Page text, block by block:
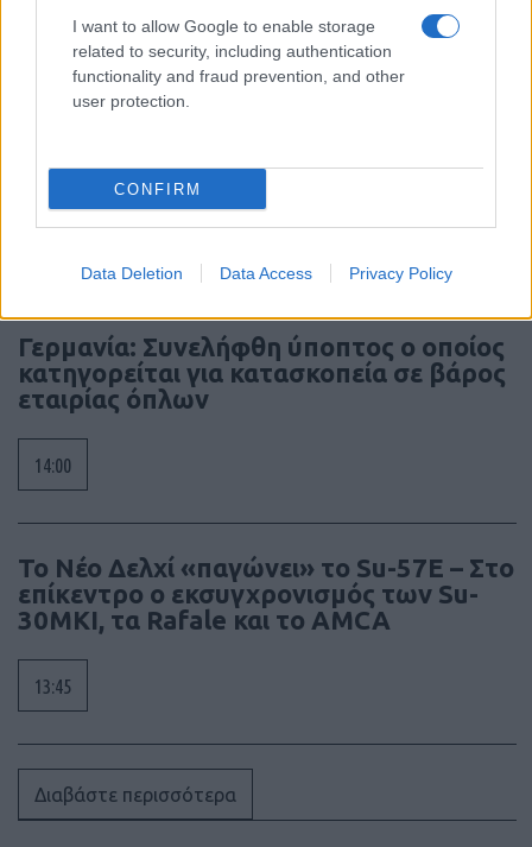
I want to allow Google to enable storage
related to security, including authentication
functionality and fraud prevention, and other
user protection.
CONFIRM
Data Deletion Data Access Privacy Policy
Ιούλιο με 2 εκατομμύρια επιβάτες
Γερμανία: Συνελήφθη ύποπτος ο οποίος
κατηγορείται για κατασκοπεία σε βάρος
εταιρίας όπλων
14:00
Το Νέο Δελχί «παγώνει» το Su-57E – Στο
επίκεντρο ο εκσυγχρονισμός των Su-
30MKI, τα Rafale και το AMCA
13:45
Διαβάστε περισσότερα